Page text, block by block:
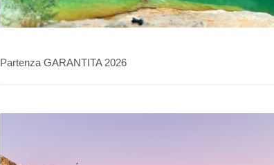
Partenza GARANTITA 2026